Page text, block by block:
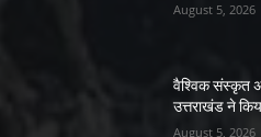
August 5, 2026
वैश्विक संस्कृत
उत्तराखंड ने
August 5, 2026